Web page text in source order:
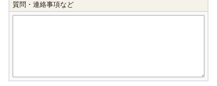
質問・連絡事項など